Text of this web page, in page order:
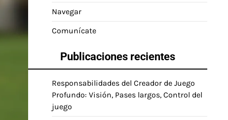
Navegar
Comunícate
Publicaciones recientes
Responsabilidades del Creador de Juego
Profundo: Visión, Pases largos, Control del
juego